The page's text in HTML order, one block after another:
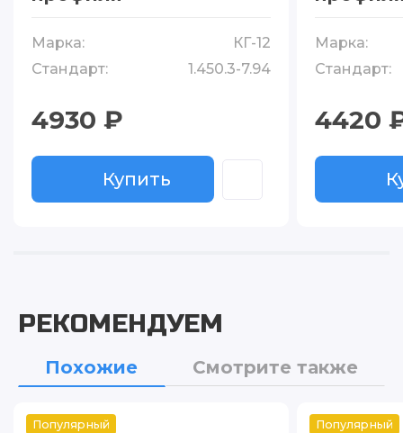
Марка:
КГ-12
Стандарт:
1.450.3-7.94
4930 ₽
Купить
Марка:
Стандарт:
4420
РЕКОМЕНДУЕМ
Похожие Смотрите также
Популярный Популярный